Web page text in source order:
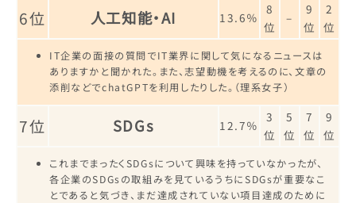
6位 人工知能・AI 13.6％
8
位
–
9
位
2
位
IT企業の面接の質問でIT業界に関して気になるニュースは
ありますかと聞かれた。また、志望動機を考えるのに、文章の
添削などでchatGPTを利用したりした。（理系女子）
7位 SDGs 12.7％
3
位
5
位
7
位
9
位
これまでまったくSDGsについて興味を持っていなかったが、
各企業のSDGsの取組みを見ているうちにSDGsが重要なこ
とであると気づき、まだ達成されていない項目達成のために